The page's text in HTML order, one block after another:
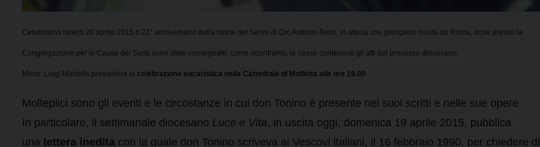
Celebriamo lunedì 20 aprile 2015 il 22° anniversario della morte del Servo di Dio Antonio Bello, in attesa che giungano novità da Roma, dove presso la
Congregazione per le Cause dei Santi sono state consegnate, come ricordiamo, le casse contenenti gli atti del processo diocesano.
Mons. Luigi Martella presiederà la celebrazione eucaristica nella Cattedrale di Molfetta alle ore 19.00.
Molteplici sono gli eventi e le circostanze in cui don Tonino è presente nei suoi scritti e nelle sue opere.
In particolare, il settimanale diocesano Luce e Vita, in uscita oggi, domenica 19 aprile 2015, pubblica
una lettera inedita con la quale don Tonino scriveva ai Vescovi italiani, il 16 febbraio 1990, per chiedere di